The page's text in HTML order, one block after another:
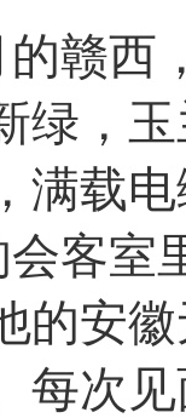
的赣西
绿，
满载
客室
的安
每次